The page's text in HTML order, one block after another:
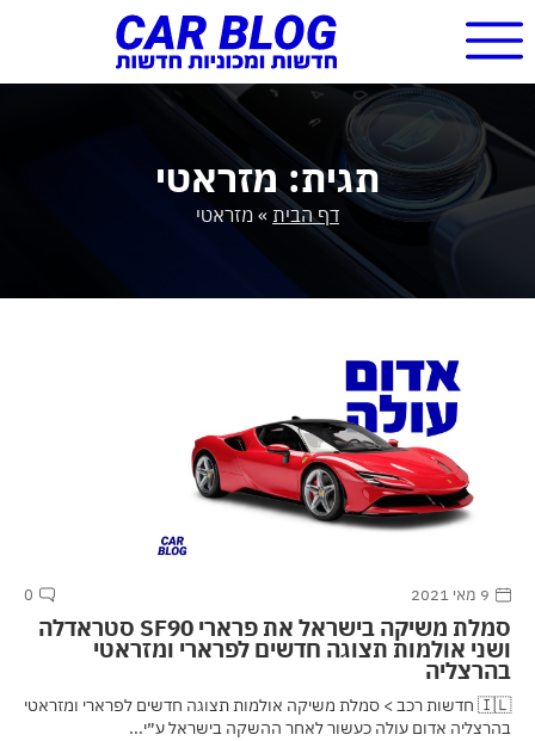
תגית: מזראטי
דף הבית » מזראטי
9 מאי 2021 0
סמלת משיקה בישראל את פרארי SF90 סטראדלה
ושני אולמות תצוגה חדשים לפרארי ומזראטי
בהרצליה
🇮🇱 חדשות רכב > סמלת משיקה אולמות תצוגה חדשים לפרארי ומזראטי
בהרצליה אדום עולה כעשור לאחר ההשקה בישראל ע״י...